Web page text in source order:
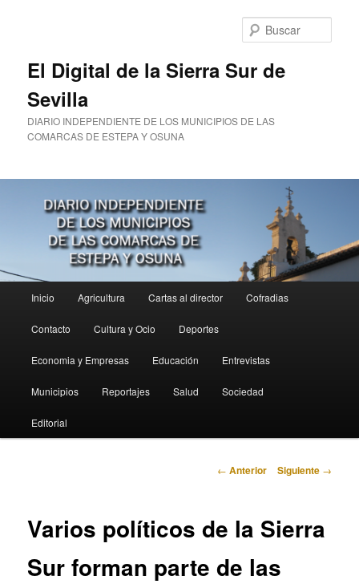
El Digital de la Sierra Sur de
Sevilla
DIARIO INDEPENDIENTE DE LOS MUNICIPIOS DE LAS
COMARCAS DE ESTEPA Y OSUNA
principal
Inicio Agricultura Cartas al director Cofradias
Contacto Cultura y Ocio Deportes
Economia y Empresas Educación Entrevistas
Municipios Reportajes Salud Sociedad
Editorial
Navegación
← Anterior Siguiente →
Varios políticos de la Sierra
Sur forman parte de las